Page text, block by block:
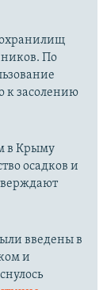
По
к засолению
в Крыму
осадков и
введены в
и